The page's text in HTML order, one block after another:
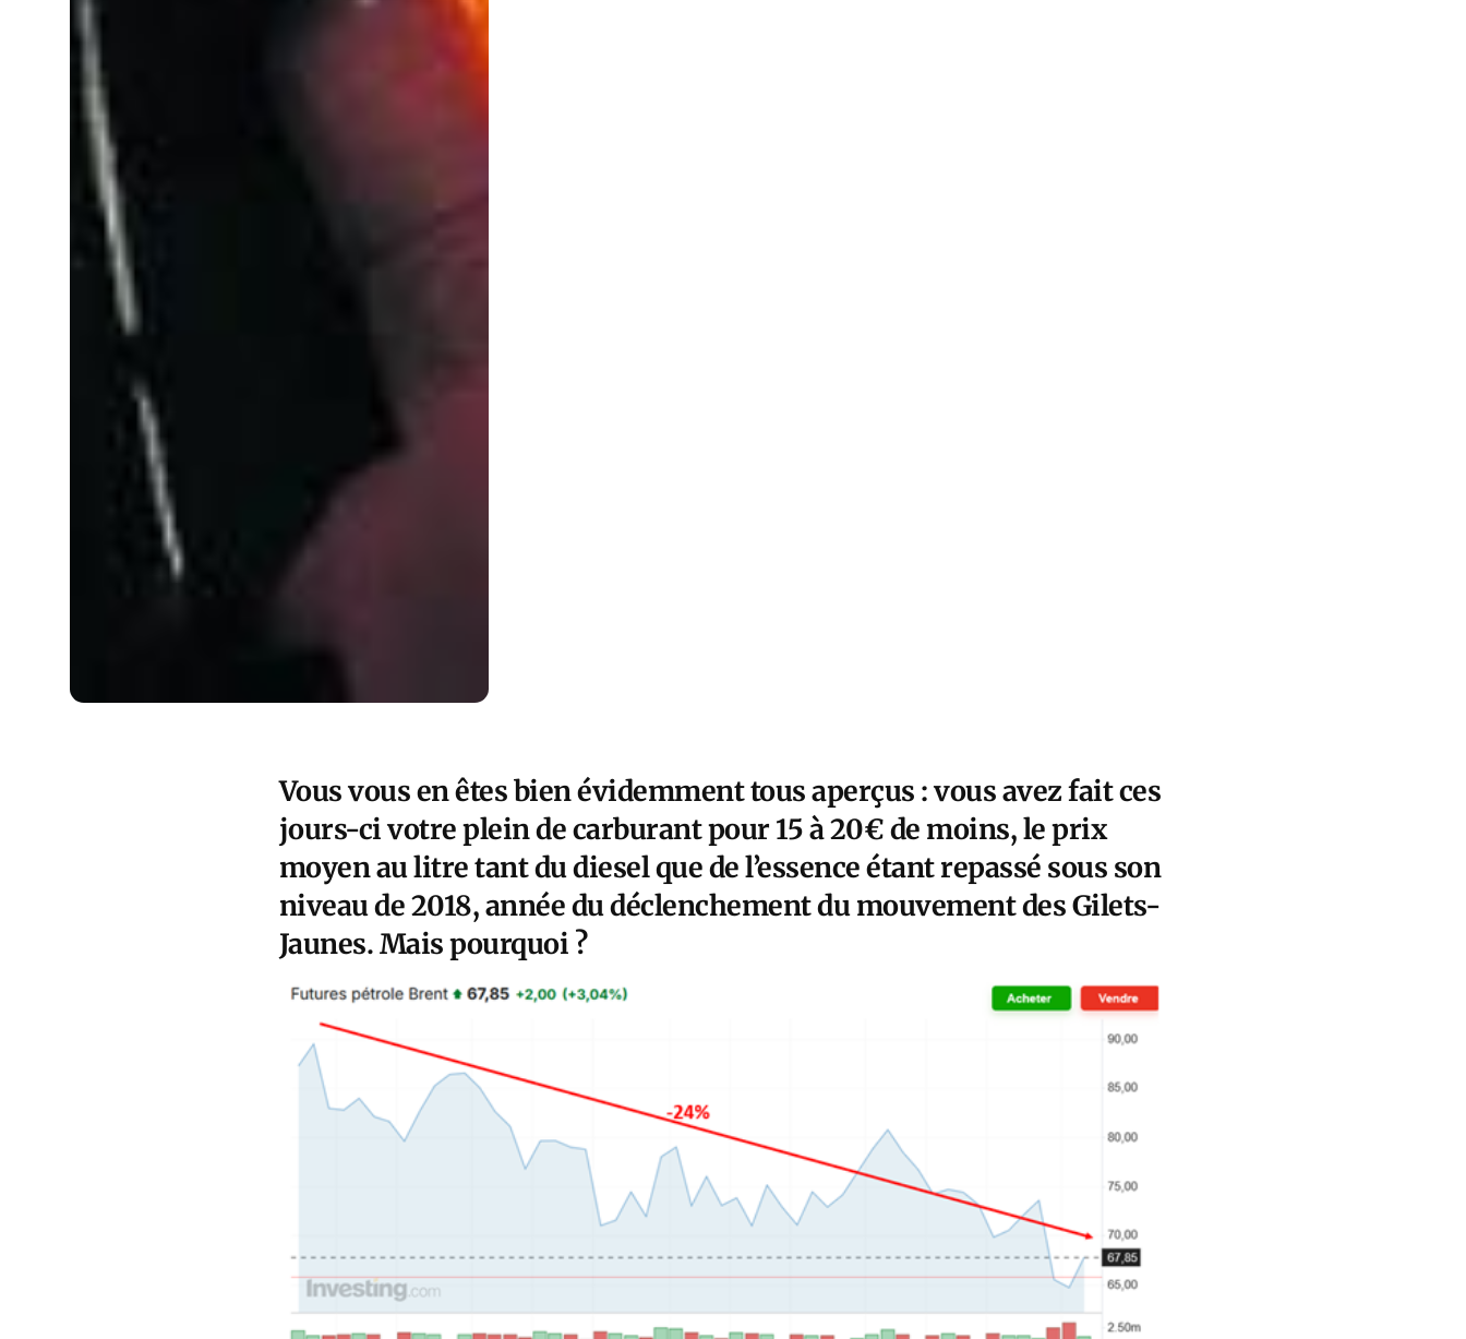
Vous vous en êtes bien évidemment tous aperçus : vous avez fait ces
jours-ci votre plein de carburant pour 15 à 20€ de moins, le prix
moyen au litre tant du diesel que de l’essence étant repassé sous son
niveau de 2018, année du déclenchement du mouvement des Gilets-
Jaunes. Mais pourquoi ?